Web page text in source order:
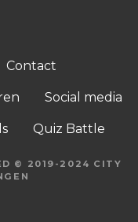
Contact
Social media
Quiz Battle
© 2019-2024 CITY